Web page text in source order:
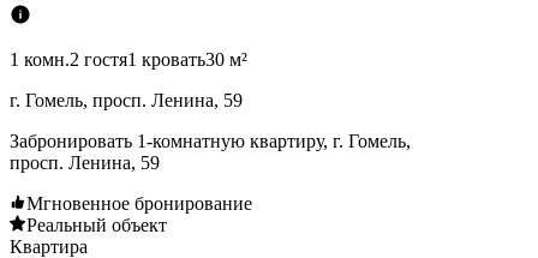
1 комн.2 гостя1 кровать30 м²
г. Гомель, просп. Ленина, 59
Забронировать 1-комнатную квартиру, г. Гомель,
просп. Ленина, 59
Мгновенное бронирование
Реальный объект
Квартира